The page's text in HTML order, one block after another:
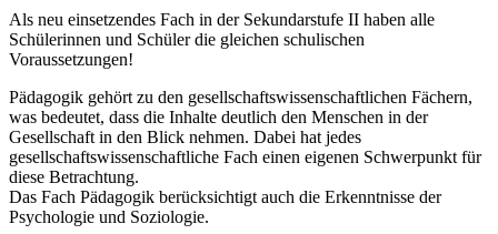
Als neu einsetzendes Fach in der Sekundarstufe II haben alle
Schülerinnen und Schüler die gleichen schulischen
Voraussetzungen!
Pädagogik gehört zu den gesellschaftswissenschaftlichen Fächern,
was bedeutet, dass die Inhalte deutlich den Menschen in der
Gesellschaft in den Blick nehmen. Dabei hat jedes
gesellschaftswissenschaftliche Fach einen eigenen Schwerpunkt für
diese Betrachtung.
Das Fach Pädagogik berücksichtigt auch die Erkenntnisse der
Psychologie und Soziologie.